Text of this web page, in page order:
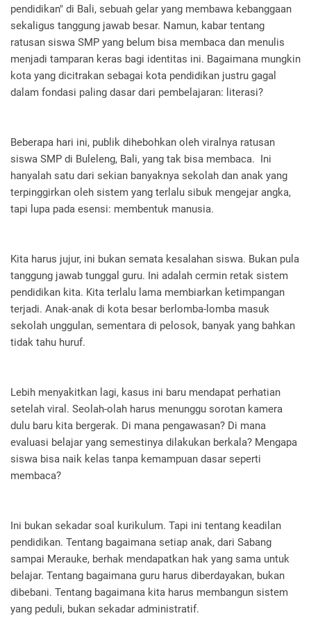
pendidikan" di Bali, sebuah gelar yang membawa kebanggaan
sekaligus tanggung jawab besar. Namun, kabar tentang
ratusan siswa SMP yang belum bisa membaca dan menulis
menjadi tamparan keras bagi identitas ini. Bagaimana mungkin
kota yang dicitrakan sebagai kota pendidikan justru gagal
dalam fondasi paling dasar dari pembelajaran: literasi?
Beberapa hari ini, publik dihebohkan oleh viralnya ratusan
siswa SMP di Buleleng, Bali, yang tak bisa membaca. Ini
hanyalah satu dari sekian banyaknya sekolah dan anak yang
terpinggirkan oleh sistem yang terlalu sibuk mengejar angka,
tapi lupa pada esensi: membentuk manusia.
Kita harus jujur, ini bukan semata kesalahan siswa. Bukan pula
tanggung jawab tunggal guru. Ini adalah cermin retak sistem
pendidikan kita. Kita terlalu lama membiarkan ketimpangan
terjadi. Anak-anak di kota besar berlomba-lomba masuk
sekolah unggulan, sementara di pelosok, banyak yang bahkan
tidak tahu huruf.
Lebih menyakitkan lagi, kasus ini baru mendapat perhatian
setelah viral. Seolah-olah harus menunggu sorotan kamera
dulu baru kita bergerak. Di mana pengawasan? Di mana
evaluasi belajar yang semestinya dilakukan berkala? Mengapa
siswa bisa naik kelas tanpa kemampuan dasar seperti
membaca?
Ini bukan sekadar soal kurikulum. Tapi ini tentang keadilan
pendidikan. Tentang bagaimana setiap anak, dari Sabang
sampai Merauke, berhak mendapatkan hak yang sama untuk
belajar. Tentang bagaimana guru harus diberdayakan, bukan
dibebani. Tentang bagaimana kita harus membangun sistem
yang peduli, bukan sekadar administratif.